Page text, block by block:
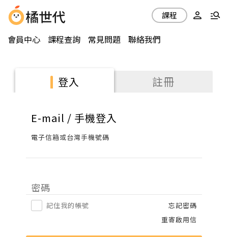
會員中心 課程查詢 常見問題 聯絡我們
課程
登入 註冊
E-mail / 手機登入
電子信箱或台灣手機號碼
密碼
記住我的帳號
忘記密碼
重寄啟用信